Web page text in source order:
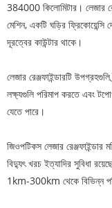
384000 কিলোমিটার। লেজার
মেশিন, একটি ঘড়ির
দূরত্বের কাউন্টার থাকে।
লেজার রেঞ্জফাইন্ডারটি
লক্ষ্যগুলি পরিমাপ করতে এবং
যেতে পারে।
জিওপটিকস লেজার রেঞ্জফাইন্ডার
বিদ্যুৎ খরচ ইত্যাদির সুবিধা
1km-300km থেকে বিভিন্ন